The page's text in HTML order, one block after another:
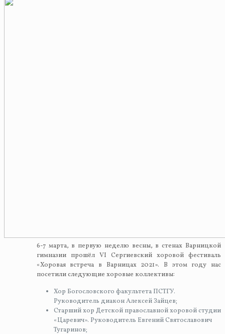
6-7 марта, в первую неделю весны, в стенах Варницкой
гимназии прошёл VI Сергиевский хоровой фестиваль
«Хоровая встреча в Варницах 2021». В этом году нас
посетили следующие хоровые коллективы:
Хор Богословского факультета ПСТГУ.
Руководитель диакон Алексей Зайцев;
Старший хор Детской православной хоровой студии
«Царевич». Руководитель Евгений Святославович
Тугаринов;